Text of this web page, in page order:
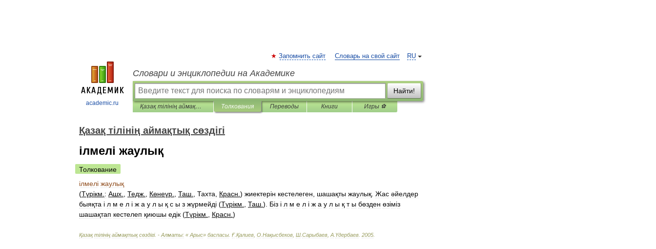
academic.ru
RU
Запомнить сайт Словарь на свой сайт
Словари и энциклопедии на Академике
Найти!
Қазақ тілінің аймақтық сөздігі Толкования Переводы Книги Игры ⚽
Қазақ тілінің аймақтық сөздігі
ілмелі жаулық
Толкование
ілмелі жаулық
(Түрікм : Ашх Тедж Көнеүр Таш Тахта Красн ) жиектерін кестелеген шашақты жаулық Жас әйелдер
быяқта і л м е л і ж а у л ы қ с ы з жүрмейді (Түрікм Таш ). Біз і л м е л і ж а у л ы қ т ы бөзден өзіміз
шашақтап кестелеп қиюшы едік (Түрікм Красн )
Қазақ тілінің аймақтық сөздігі. - Алматы: « Арыс» баспасы Ғ.Қалиев О Нақысбеков Ш Сарыбаев А Үдербаев 2005